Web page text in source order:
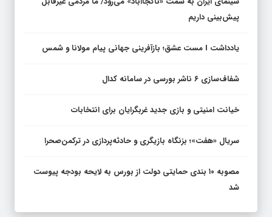
پیش‌بینی داریم
یادداشت I مست عشق؛ بازآفرینی جهانی پیام مولانا و شمس
شفاف‌سازی ۶ ناشر بورسی در سامانه کدال
خیانت امنیتی و بازی جدید غربگرایان برای انتخابات
سریال «هفت»؛ بزنگاه بازیگری و حادثه‌پردازی در ترکمن‌صحرا
مصوبه ۱۰ بندی حمایتی دولت از بورس به لایحه بودجه پیوست
شد